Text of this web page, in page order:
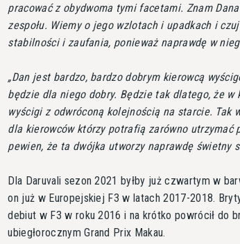
pracować z obydwoma tymi facetami. Znam
zespołu. Wiemy o jego wzlotach i upadkach i
stabilności i zaufania, ponieważ naprawdę w
Dan jest bardzo, bardzo dobrym kierowcą
będzie dla niego dobry. Będzie tak dlatego, że w
wyścigi z odwróconą kolejnością na starcie. Tak
dla kierowców którzy potrafią zarówno utrzymać
pewien, że ta dwójka utworzy naprawdę świetny
Dla Daruvali sezon 2021 byłby już czwartym w
on już w Europejskiej F3 w latach 2017-2018.
debiut w F3 w roku 2016 i na krótko powrócił do
ubiegłorocznym Grand Prix Makau.